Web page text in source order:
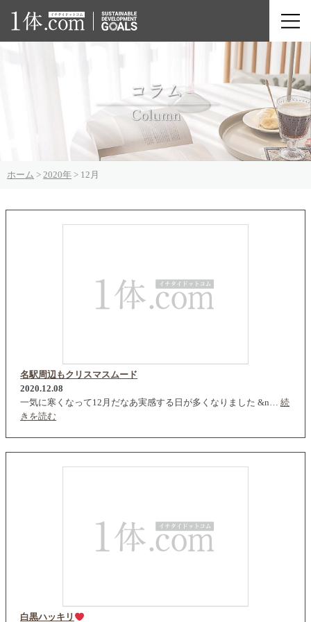
ホーム > 2020年 > 12月
名駅周辺もクリスマスムード
2020.12.08
一気に寒くなって12月だなあ実感する日が多くなりました &n… 続
きを読む
白黒ハッキリ